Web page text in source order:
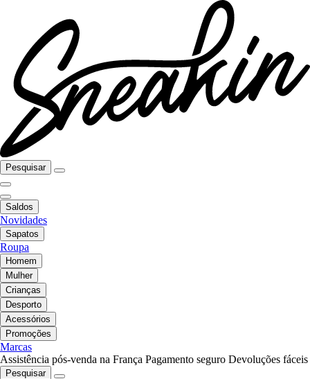
Pesquisar
Saldos
Novidades
Sapatos
Roupa
Homem
Mulher
Crianças
Desporto
Acessórios
Promoções
Marcas
Assistência pós-venda na França Pagamento seguro Devoluções fáceis
Pesquisar